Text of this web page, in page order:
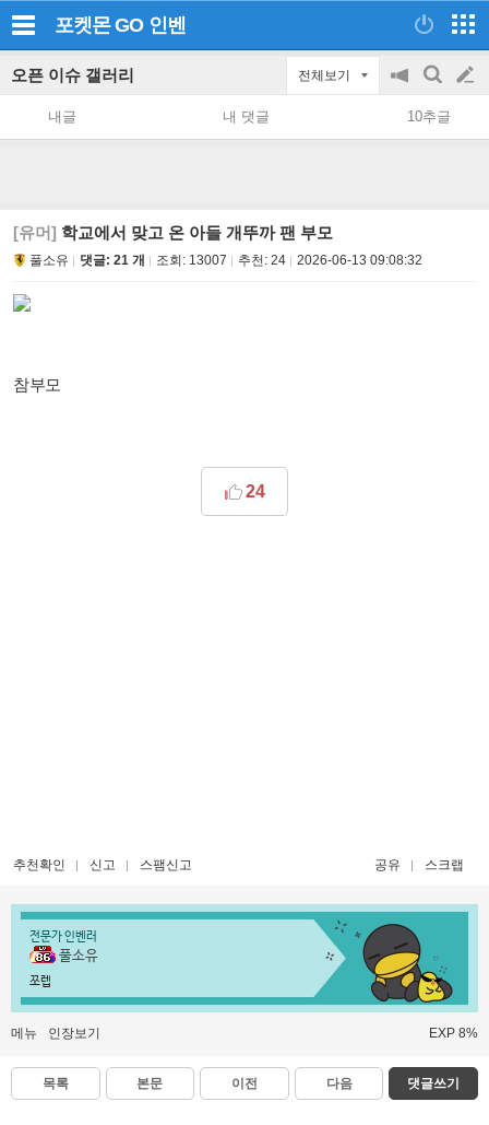
포켓몬 GO 인벤
오픈 이슈 갤러리 전체보기
공
지
on/off
검
색
글
쓰
내글 내 댓글 10추글
[유머] 학교에서 맞고 온 아들 개뚜까 팬 부모
풀소유 댓글: 21 개 조회: 13007 추천: 24 2026-06-13 09:08:32
참부모
24
추천확인 신고 스팸신고 공유 스크랩
전문가 인벤러
풀소유
쪼렙
메뉴 인장보기 EXP 8%
목록 본문 이전 다음 댓글쓰기